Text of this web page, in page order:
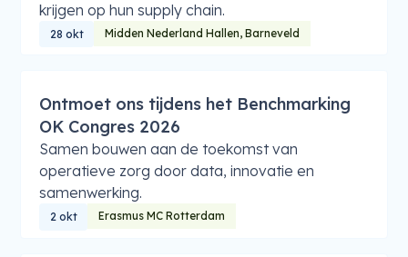
krijgen op hun supply chain.
28 okt Midden Nederland Hallen, Barneveld
Ontmoet ons tijdens het Benchmarking
OK Congres 2026
Samen bouwen aan de toekomst van
operatieve zorg door data, innovatie en
samenwerking.
2 okt Erasmus MC Rotterdam